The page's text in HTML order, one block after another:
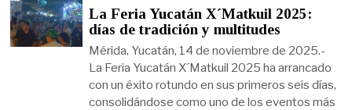
La Feria Yucatán X´Matkuil 2025:
días de tradición y multitudes
Mérida, Yucatán, 14 de noviembre de 2025.-
La Feria Yucatán X´Matkuil 2025 ha arrancado
con un éxito rotundo en sus primeros seis días,
consolidándose como uno de los eventos más